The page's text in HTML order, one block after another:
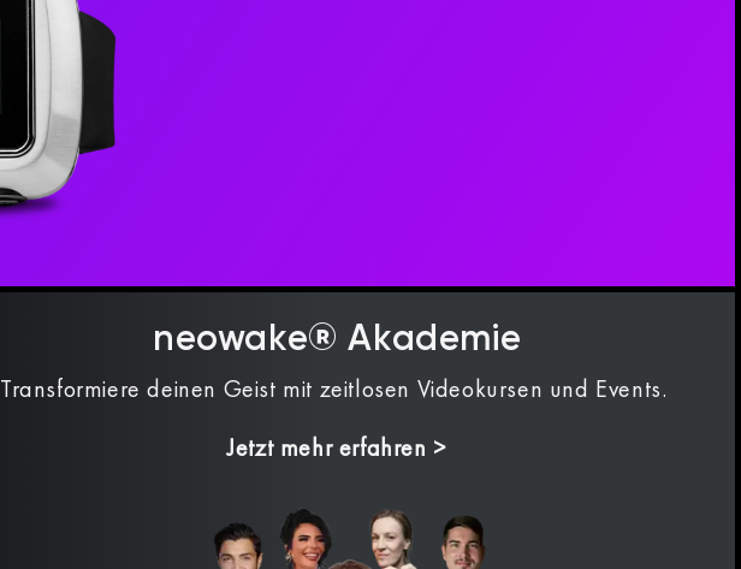
neowake® Akademie
Transformiere deinen Geist mit zeitlosen Videokursen und Events.
Jetzt mehr erfahren >